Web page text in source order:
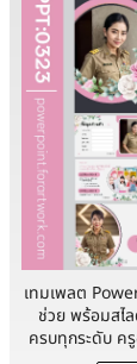
เทมเพลต
ช่วย พร้อมสไ
ครบทุกระดับ ค